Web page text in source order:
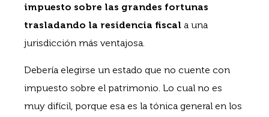
impuesto sobre las grandes fortunas
trasladando la residencia fiscal a una
jurisdicción más ventajosa.
Debería elegirse un estado que no cuente con
impuesto sobre el patrimonio. Lo cual no es
muy difícil, porque esa es la tónica general en los